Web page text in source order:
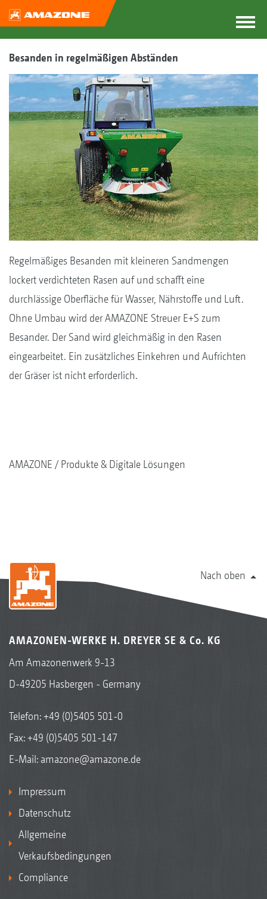
Besanden in regelmäßigen Abständen
Regelmäßiges Besanden mit kleineren Sandmengen
lockert verdichteten Rasen auf und schafft eine
durchlässige Oberfläche für Wasser, Nährstoffe und Luft.
Ohne Umbau wird der AMAZONE Streuer E+S zum
Besander. Der Sand wird gleichmäßig in den Rasen
eingearbeitet. Ein zusätzliches Einkehren und Aufrichten
der Gräser ist nicht erforderlich.
AMAZONE Produkte & Digitale Lösungen
Nach oben
AMAZONEN-WERKE H. DREYER SE & Co. KG
Am Amazonenwerk 9-13
D-49205 Hasbergen - Germany
Telefon:+49 (0)5405 501-0
Fax: +49 (0)5405 501-147
E-Mail: amazone@amazone.de
Impressum
Datenschutz
Allgemeine
Verkaufsbedingungen
Compliance